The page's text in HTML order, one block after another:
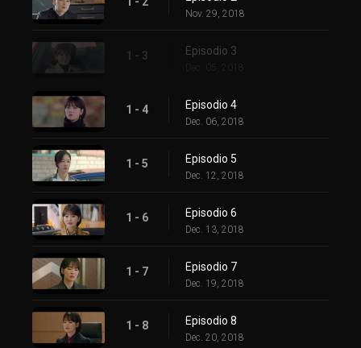
Nov. 29, 2018
1 - 3 Episodio 3
Dec. 05, 2018
1 - 4 Episodio 4
Dec. 06, 2018
1 - 5 Episodio 5
Dec. 12, 2018
1 - 6 Episodio 6
Dec. 13, 2018
1 - 7 Episodio 7
Dec. 19, 2018
1 - 8 Episodio 8
Dec. 20, 2018